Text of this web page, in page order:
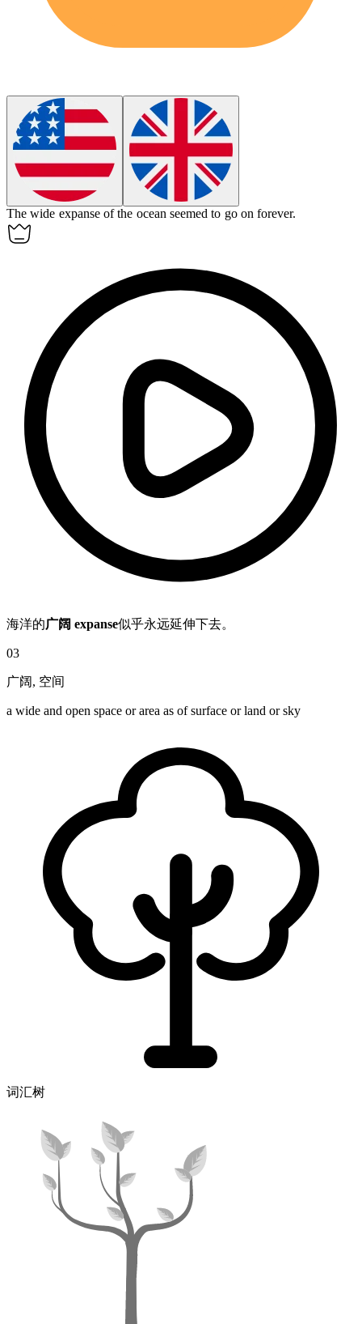
The wide expanse of the ocean seemed to go on forever.
海洋的广阔 expanse似乎永远延伸下去。
03
广阔, 空间
a wide and open space or area as of surface or land or sky
词汇树